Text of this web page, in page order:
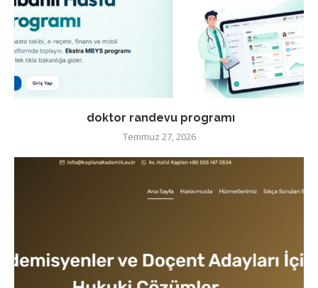
doktor randevu programı
Temmuz 27, 2026